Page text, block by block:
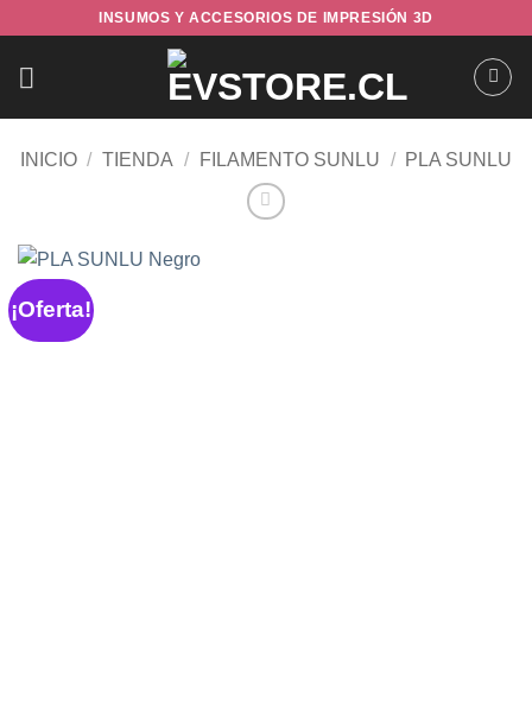
contenido
INSUMOS Y ACCESORIOS DE IMPRESIÓN 3D
INICIO / TIENDA / FILAMENTO SUNLU / PLA SUNLU
¡Oferta!